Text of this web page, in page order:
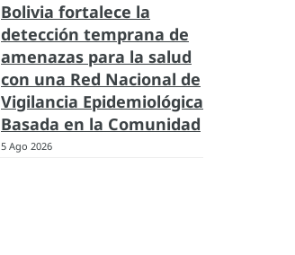
Bolivia fortalece la
detección temprana de
amenazas para la salud
con una Red Nacional de
Vigilancia Epidemiológica
Basada en la Comunidad
5 Ago 2026